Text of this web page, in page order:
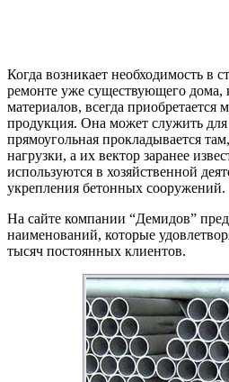
Когда возникает необходимость в
ремонте уже существующего дома,
материалов, всегда приобретается
продукция. Она может служить для
прямоугольная прокладывается
нагрузки, а их вектор заранее
используются в хозяйственной
укрепления бетонных сооружений.
На сайте компании “Демидов”
наименований, которые
тысяч постоянных клиентов.